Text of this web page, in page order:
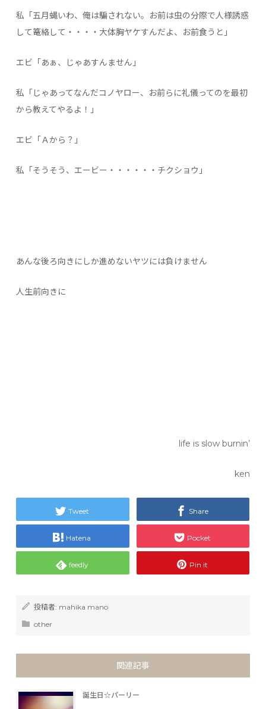
私「五月蝿いわ、俺は騙されない。お前は虫の分際で人様誘惑
して篭絡して・・・・大体胸ヤケすんだよ、お前食うと」
エビ「あぁ、じゃあすんません」
私「じゃあってなんだコノヤロー、お前らに礼儀ってのを最初
から教えてやるよ！」
エビ「Ａから？」
私「そうそう、エービー・・・・・・チクショウ」
あんな後ろ向きにしか進めないヤツには負けません
人生前向きに
life is slow burnin’
ken
Tweet Share
Hatena Pocket
feedly Pin it
投稿者: mahika mano
other
関連記事
誕生日☆パーリー